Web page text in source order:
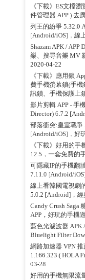
《下載》ES文檔
件管理器 APP ) 去
列王的紛爭 5.32.0
[Android/iOS]，線
Shazam APK / APP
樂、搜尋音樂 MV
2020-04-22
《下載》應用鎖
費手機螢幕鎖(手
訊鎖、手機保護上
影片剪輯 APP - 手
Director) 6.7.2
部落衝突:皇室戰爭
[Android/iOS]，好
《下載》好用的手
12.5，一套免費的
可隱藏IP的手機翻
7.11.0 [Android/
線上看韓國電視劇
5.0.2 [Android]，
Candy Crush Saga
APP，好玩的手機
藍色光濾波器 APK
Bluelight Filter
網路加速器 VPN
1.166.323 ( HOLA
03-28
好用的手機無限流